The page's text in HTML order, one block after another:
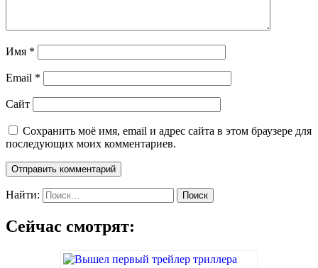
Имя *
Email *
Сайт
Сохранить моё имя, email и адрес сайта в этом браузере для
последующих моих комментариев.
Найти:
Сейчас смотрят: